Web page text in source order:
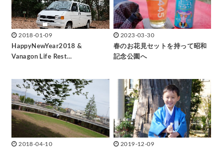
2018-01-09
HappyNewYear2018 &
Vanagon Life Rest…
2023-03-30
春のお花見セットを持って昭和
記念公園へ
2018-04-10
2019-12-09